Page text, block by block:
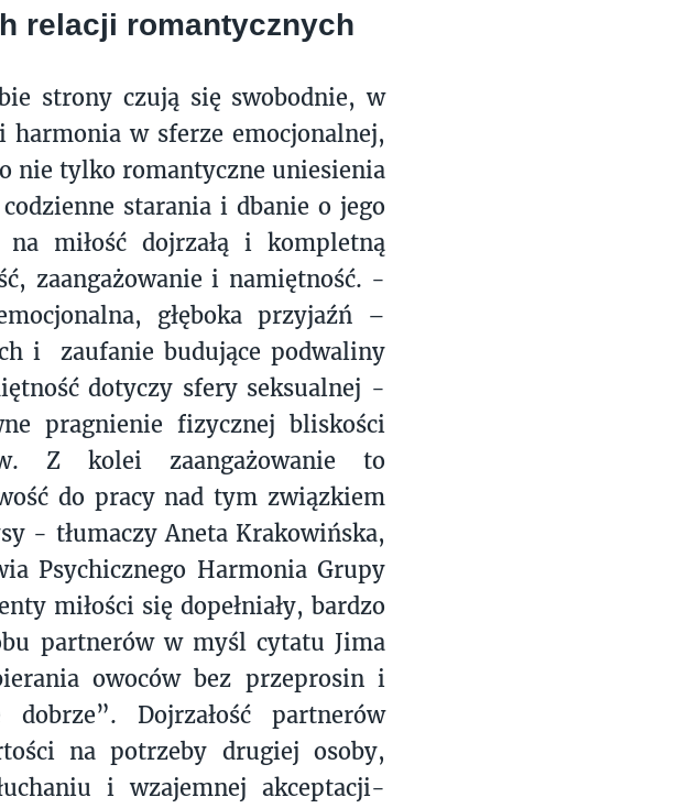
relacji romantycznych
strony czują się swobodnie, w
w sferze emocjonalnej,
nie tylko romantyczne uniesienia
starania i dbanie o jego
na miłość dojrzałą i kompletną
zaangażowanie i namiętność. -
głęboka przyjaźń –
i zaufanie budujące podwaliny
dotyczy sfery seksualnej -
pragnienie fizycznej bliskości
Z kolei zaangażowanie to
do pracy nad tym związkiem
- tłumaczy Aneta Krakowińska,
Psychicznego Harmonia Grupy
miłości się dopełniały, bardzo
partnerów w myśl cytatu Jima
owoców bez przeprosin i
Dojrzałość partnerów
na potrzeby drugiej osoby,
i wzajemnej akceptacji-